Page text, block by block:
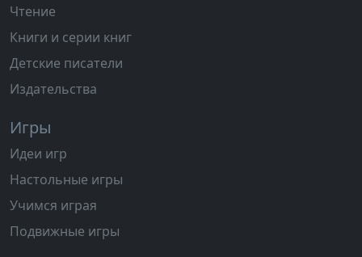
Чтение
Книги и серии книг
Детские писатели
Издательства
Игры
Идеи игр
Настольные игры
Учимся играя
Подвижные игры